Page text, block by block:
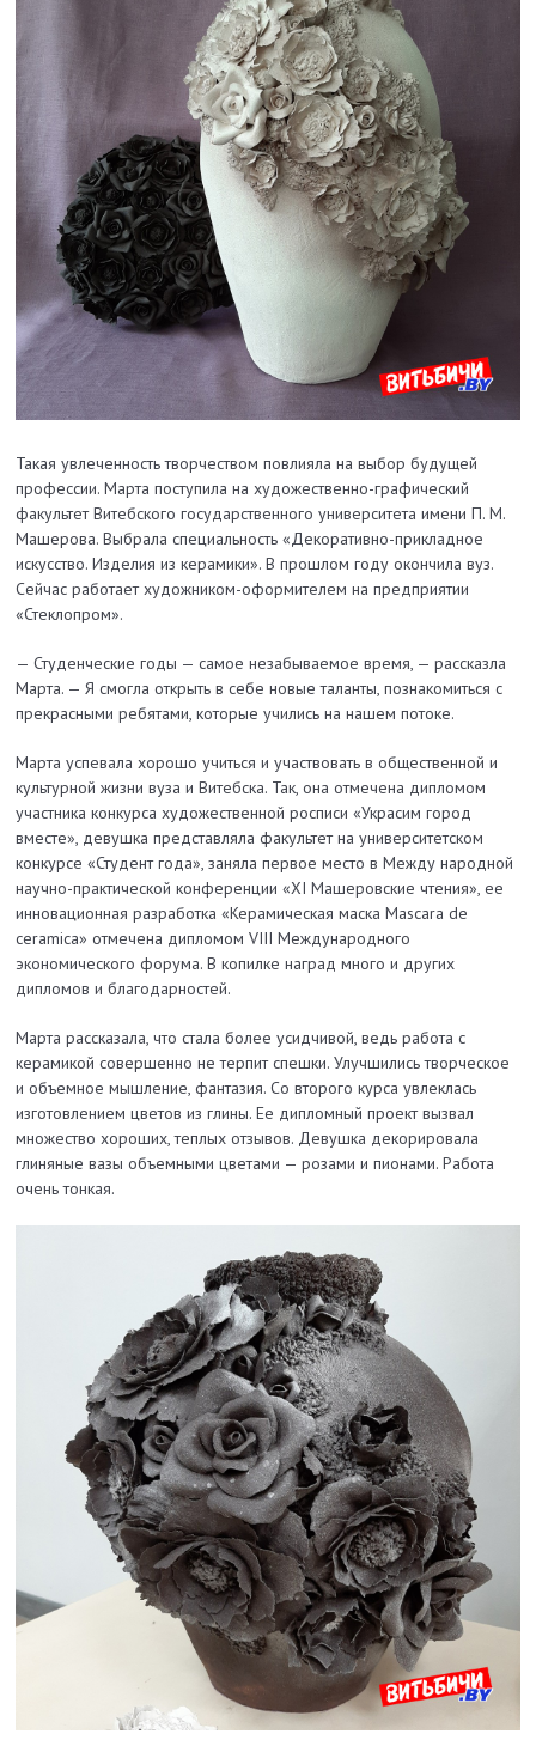
Такая увлеченность творчеством повлияла на выбор будущей
профессии. Марта поступила на художественно-графический
факультет Витебского государственного университета имени П. М.
Машерова. Выбрала специальность «Декоративно-прикладное
искусство. Изделия из керамики». В прошлом году окончила вуз.
Сейчас работает художником-оформителем на предприятии
«Стеклопром».
— Студенческие годы — самое незабываемое время, — рассказла
Марта. — Я смогла открыть в себе новые таланты, познакомиться с
прекрасными ребятами, которые учились на нашем потоке.
Марта успевала хорошо учиться и участвовать в общественной и
культурной жизни вуза и Витебска. Так, она отмечена дипломом
участника конкурса художественной росписи «Украсим город
вместе», девушка представляла факультет на университетском
конкурсе «Студент года», заняла первое место в Между народной
научно-практической конференции «XI Машеровские чтения», ее
инновационная разработка «Керамическая маска Mascara de
ceramica» отмечена дипломом VIII Международного
экономического форума. В копилке наград много и других
дипломов и благодарностей.
Марта рассказала, что стала более усидчивой, ведь работа с
керамикой совершенно не терпит спешки. Улучшились творческое
и объемное мышление, фантазия. Со второго курса увлеклась
изготовлением цветов из глины. Ее дипломный проект вызвал
множество хороших, теплых отзывов. Девушка декорировала
глиняные вазы объемными цветами — розами и пионами. Работа
очень тонкая.